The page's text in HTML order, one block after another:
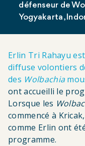
défenseur de
Yogyakarta,
Erlin Tri Rahayu
diffuse volontiers
des Wolbachia
ont accueilli le
Lorsque les
commencé à
comme Erlin ont
programme.